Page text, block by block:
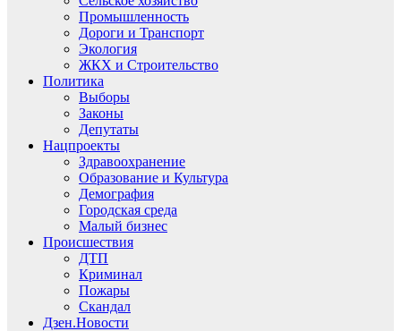
Промышленность
Дороги и Транспорт
Экология
ЖКХ и Строительство
Политика
Выборы
Законы
Депутаты
Нацпроекты
Здравоохранение
Образование и Культура
Демография
Городская среда
Малый бизнес
Происшествия
ДТП
Криминал
Пожары
Скандал
Дзен.Новости